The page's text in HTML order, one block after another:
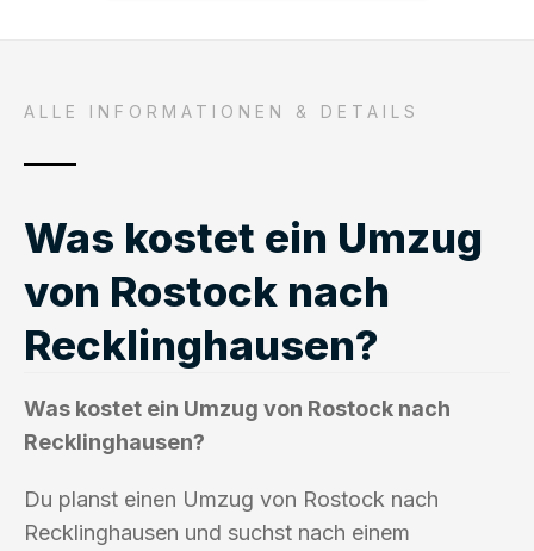
ALLE INFORMATIONEN & DETAILS
Was kostet ein Umzug
von Rostock nach
Recklinghausen?
Was kostet ein Umzug von Rostock nach
Recklinghausen?
Du planst einen Umzug von Rostock nach
Recklinghausen und suchst nach einem